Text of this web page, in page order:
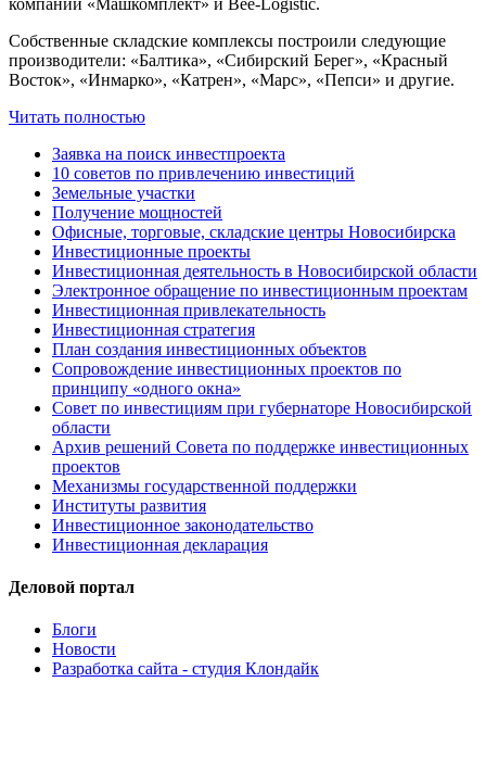
Собственные складские комплексы построили следующие
производители: «Балтика», «Сибирский Берег», «Красный
Восток», «Инмарко», «Катрен», «Марс», «Пепси» и другие.
Читать полностью
Заявка на поиск инвестпроекта
10 советов по привлечению инвестиций
Земельные участки
Получение мощностей
Офисные, торговые, складские центры Новосибирска
Инвестиционные проекты
Инвестиционная деятельность в Новосибирской области
Электронное обращение по инвестиционным проектам
Инвестиционная привлекательность
Инвестиционная стратегия
План создания инвестиционных объектов
Сопровождение инвестиционных проектов по
принципу «одного окна»
Совет по инвестициям при губернаторе Новосибирской
области
Архив решений Совета по поддержке инвестиционных
проектов
Механизмы государственной поддержки
Институты развития
Инвестиционное законодательство
Инвестиционная декларация
Деловой портал
Блоги
Новости
Разработка сайта - студия Клондайк